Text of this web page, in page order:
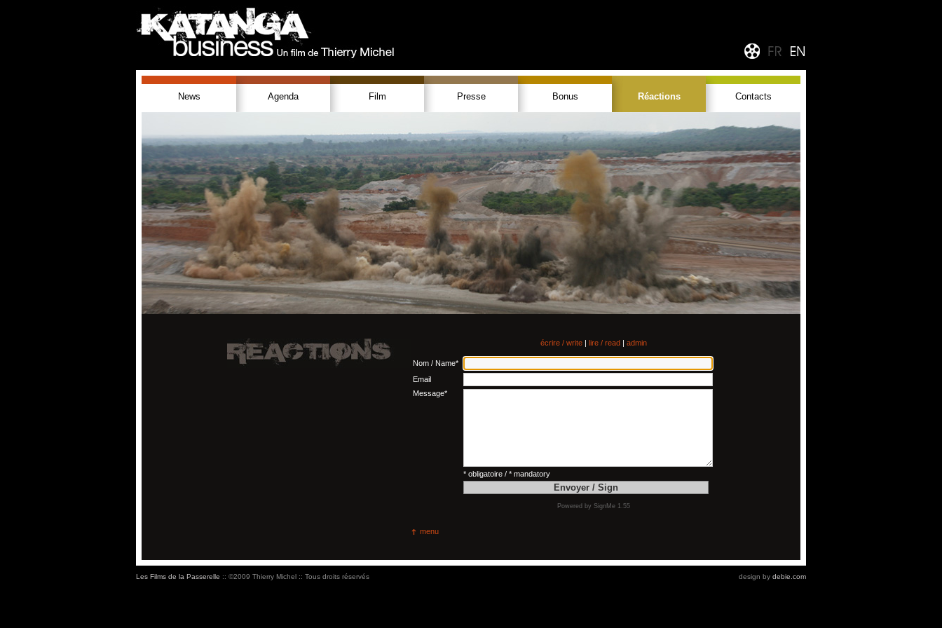
News Agenda Film Presse Bonus Réactions Contacts
écrire / write | lire / read | admin
Nom / Name*
Email
Message*
* obligatoire / * mandatory
Powered by SignMe 1.55
menu
Les Films de la Passerelle :: ©2009 Thierry Michel :: Tous droits réservés design by debie.com